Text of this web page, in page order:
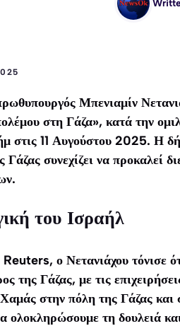
Μπενιαμίν
στη Γάζα», κατά την
στις 11 Αυγούστου 2025. Η
συνεχίζει να προκαλεί
του Ισραήλ
ο Νετανιάχου τόνισε
της Γάζας, με τις
στην πόλη της Γάζας και
ολοκληρώσουμε τη δουλειά